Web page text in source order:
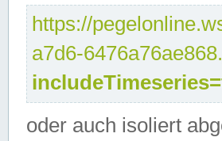
https://
a7d6-
oder auch isoliert